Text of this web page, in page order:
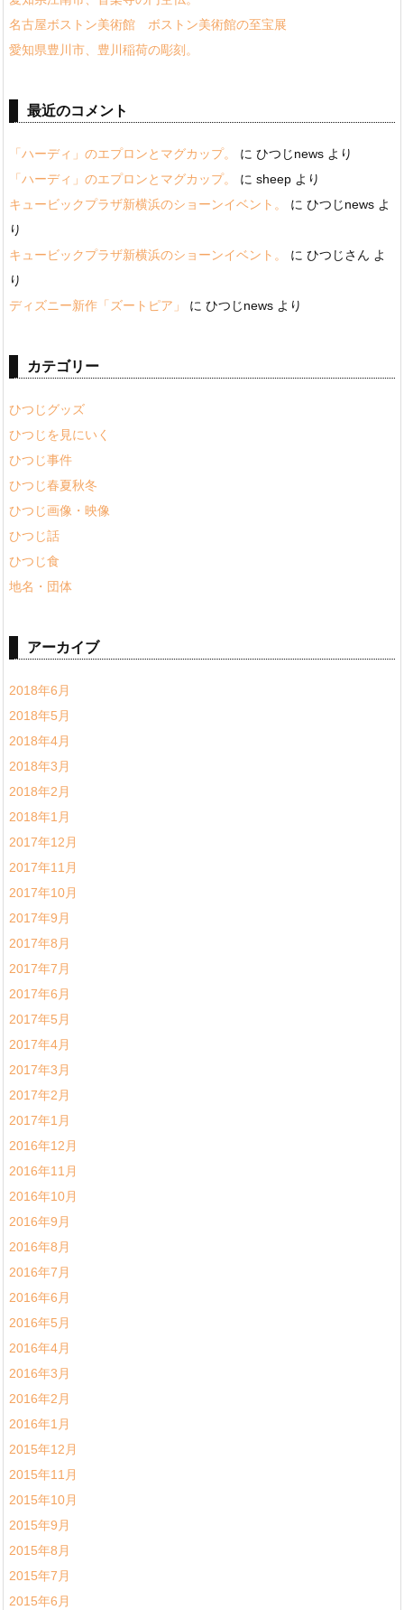
名古屋ボストン美術館 ボストン美術館の至宝展
愛知県豊川市、豊川稲荷の彫刻。
最近のコメント
「ハーディ」のエプロンとマグカップ。 に ひつじnews より
「ハーディ」のエプロンとマグカップ。
に sheep より
キュービックプラザ新横浜のショーンイベント。
に ひつじnews よ
り
キュービックプラザ新横浜のショーンイベント。
に ひつじさん よ
り
ディズニー新作「ズートピア」
に ひつじnews より
カテゴリー
ひつじグッズ
ひつじを見にいく
ひつじ事件
ひつじ春夏秋冬
ひつじ画像・映像
ひつじ話
ひつじ食
地名・団体
アーカイブ
2018年6月
2018年5月
2018年4月
2018年3月
2018年2月
2018年1月
2017年12月
2017年11月
2017年10月
2017年9月
2017年8月
2017年7月
2017年6月
2017年5月
2017年4月
2017年3月
2017年2月
2017年1月
2016年12月
2016年11月
2016年10月
2016年9月
2016年8月
2016年7月
2016年6月
2016年5月
2016年4月
2016年3月
2016年2月
2016年1月
2015年12月
2015年11月
2015年10月
2015年9月
2015年8月
2015年7月
2015年6月